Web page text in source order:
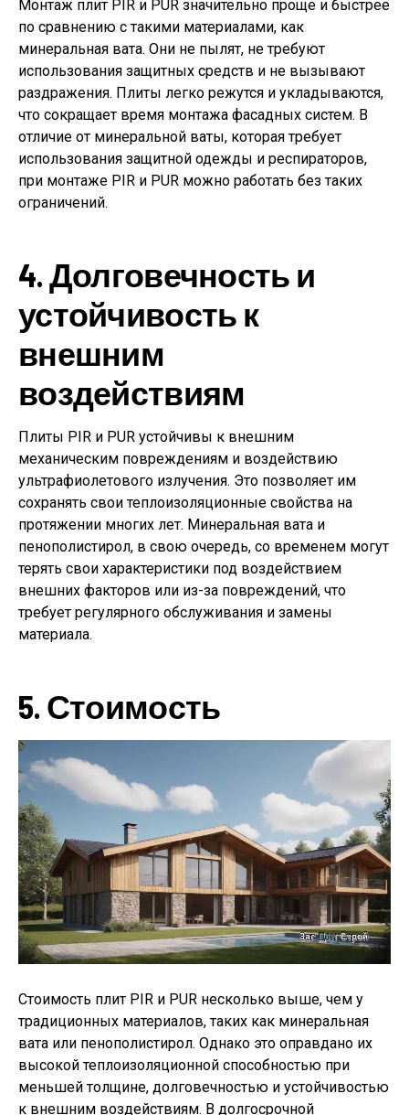
Монтаж плит PIR и PUR значительно проще и быстрее
по сравнению с такими материалами, как
минеральная вата. Они не пылят, не требуют
использования защитных средств и не вызывают
раздражения. Плиты легко режутся и укладываются,
что сокращает время монтажа фасадных систем. В
отличие от минеральной ваты, которая требует
использования защитной одежды и респираторов,
при монтаже PIR и PUR можно работать без таких
ограничений.
4. Долговечность и
устойчивость к
внешним
воздействиям
Плиты PIR и PUR устойчивы к внешним
механическим повреждениям и воздействию
ультрафиолетового излучения. Это позволяет им
сохранять свои теплоизоляционные свойства на
протяжении многих лет. Минеральная вата и
пенополистирол, в свою очередь, со временем могут
терять свои характеристики под воздействием
внешних факторов или из-за повреждений, что
требует регулярного обслуживания и замены
материала.
5. Стоимость
Стоимость плит PIR и PUR несколько выше, чем у
традиционных материалов, таких как минеральная
вата или пенополистирол. Однако это оправдано их
высокой теплоизоляционной способностью при
меньшей толщине, долговечностью и устойчивостью
к внешним воздействиям. В долгосрочной